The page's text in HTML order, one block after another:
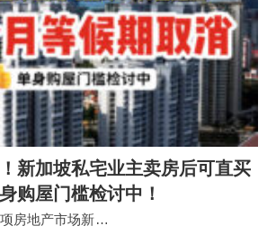
新加坡私宅业主卖房后可直买
购屋门槛检讨中！
房地产市场新…